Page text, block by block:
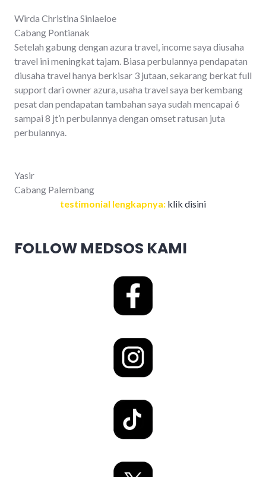
Wirda Christina Sinlaeloe
Cabang Pontianak
Setelah gabung dengan azura travel, income saya diusaha
travel ini meningkat tajam. Biasa perbulannya pendapatan
diusaha travel hanya berkisar 3 jutaan, sekarang berkat full
support dari owner azura, usaha travel saya berkembang
pesat dan pendapatan tambahan saya sudah mencapai 6
sampai 8 jt’n perbulannya dengan omset ratusan juta
perbulannya.
Yasir
Cabang Palembang
testimonial lengkapnya: klik disini
FOLLOW MEDSOS KAMI